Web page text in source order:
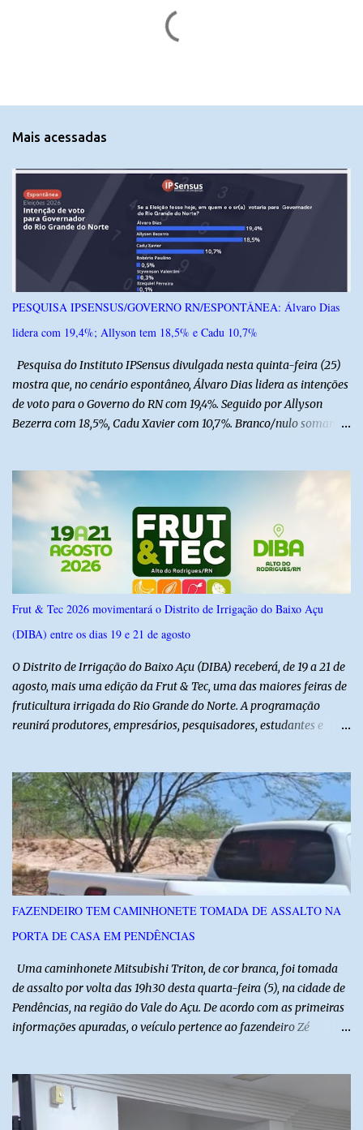
n
r
i
o
Mais acessadas
PESQUISA IPSENSUS/GOVERNO RN/ESPONTÂNEA: Álvaro Dias
lidera com 19,4%; Allyson tem 18,5% e Cadu 10,7%
Pesquisa do Instituto IPSensus divulgada nesta quinta-feira (25)
mostra que, no cenário espontâneo, Álvaro Dias lidera as intenções
de voto para o Governo do RN com 19,4%. Seguido por Allyson
Bezerra com 18,5%, Cadu Xavier com 10,7%. Branco/nulo somaram
do Norte entre os dias 18 e 22 de junho de 2026. O levantamento
possui margem de erro de 2,5 pontos percentuais e nível de
confiança de 95%. Registro no TSE: RN-09520/2026
Frut & Tec 2026 movimentará o Distrito de Irrigação do Baixo Açu
(DIBA) entre os dias 19 e 21 de agosto
O Distrito de Irrigação do Baixo Açu (DIBA) receberá, de 19 a 21 de
agosto, mais uma edição da Frut & Tec, uma das maiores feiras de
fruticultura irrigada do Rio Grande do Norte. A programação
reunirá produtores, empresários, pesquisadores, estudantes e
instituições e tecnologias voltadas ao setor. Além das atividades
técnicas, a feira contará com programação cultural. No dia 20 de
agosto, o público poderá prestigiar o show de humor com Mução,
seguido de apresentação musical de Vê Barreto. A Frut & Tec
reforça a importância do Distrito de Irrigação do Baixo Açu como
referência na fruticultura irrigada, promovendo conhecimento,
inovação e oportunidades para o desenvolvimento do agronegócio
potiguar. @associacaodiba
FAZENDEIRO TEM CAMINHONETE TOMADA DE ASSALTO NA
PORTA DE CASA EM PENDÊNCIAS
Uma caminhonete Mitsubishi Triton, de cor branca, foi tomada
de assalto por volta das 19h30 desta quarta-feira (5), na cidade de
Pendências, na região do Vale do Açu. De acordo com as primeiras
informações apuradas, o veículo pertence ao fazendeiro Zé
anunciaram o assalto no momento em que ela estava em frente à
residência, no Centro da cidade. Ainda conforme relatos de
testemunhas, os suspeitos utilizavam roupas semelhantes a